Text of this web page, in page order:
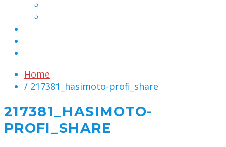
Home
/ 217381_hasimoto-profi_share
217381_HASIMOTO-
PROFI_SHARE